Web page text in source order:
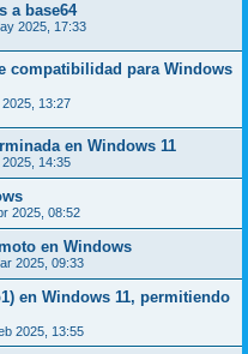
a base64
2025, 17:33
compatibilidad para Windows
13:27
en Windows 11
14:35
2025, 08:52
en Windows
2025, 09:33
en Windows 11, permitiendo
2025, 13:55